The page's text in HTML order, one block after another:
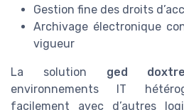
Gestion fine des droits
Archivage électronique
vigueur
La solution ged
environnements IT
facilement avec d’autres